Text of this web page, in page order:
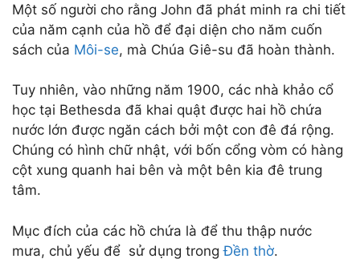
Một số người cho rằng John đã phát minh ra chi tiết
của năm cạnh của hồ để đại diện cho năm cuốn
sách của Môi-se, mà Chúa Giê-su đã hoàn thành.
Tuy nhiên, vào những năm 1900, các nhà khảo cổ
học tại Bethesda đã khai quật được hai hồ chứa
nước lớn được ngăn cách bởi một con đê đá rộng.
Chúng có hình chữ nhật, với bốn cổng vòm có hàng
cột xung quanh hai bên và một bên kia đê trung
tâm.
Mục đích của các hồ chứa là để thu thập nước
mưa, chủ yếu để sử dụng trongĐền thờ.